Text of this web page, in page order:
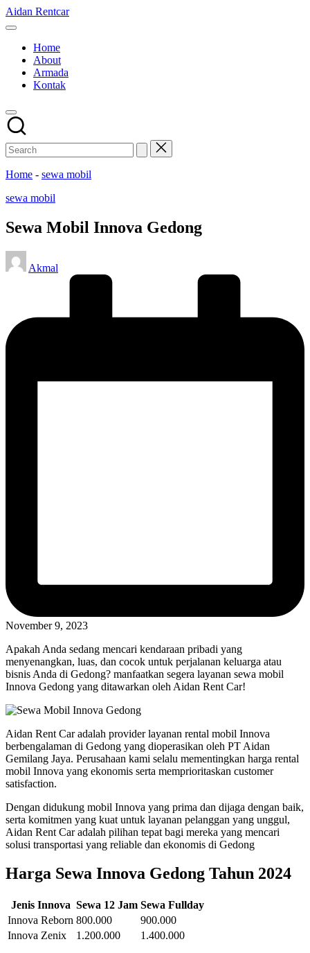
Skip
to
Aidan Rentcar
Rental
MurahHome
About
Armada
Kontak
Home - sewa mobil
Posted
sewa mobil
Sewa Mobil Innova Gedong
Posted
by
Akmal
November 9, 2023
Apakah Anda sedang mencari kendaraan pribadi yang
menyenangkan, luas, dan cocok untuk perjalanan keluarga atau
bisnis Anda di Gedong? manfaatkan segera layanan sewa mobil
Innova Gedong yang ditawarkan oleh Aidan Rent Car!
Aidan Rent Car adalah provider layanan rental mobil Innova
berbengalaman di Gedong yang dioperasikan oleh PT Aidan
Gemilang Jaya. Perusahaan kami selalu mementingkan harga rental
mobil Innova yang ekonomis serta memprioritaskan customer
satisfaction.
Dengan didukung mobil Innova yang prima dan dijaga dengan baik,
serta komitmen yang kuat untuk layanan pelanggan yang unggul,
Aidan Rent Car adalah pilihan tepat bagi mereka yang mencari
solusi transportasi yang reliable dan ekonomis di Gedong
Harga Sewa Innova Gedong Tahun 2024
Jenis Innova Sewa 12 Jam Sewa Fullday
Innova Reborn 800.000
900.000
Innova Zenix
1.200.000 1.400.000